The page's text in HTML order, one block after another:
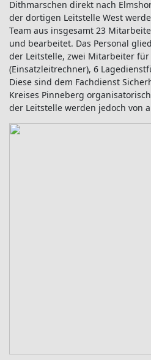
Dithmarschen direkt nach
der dortigen Leitstelle West
Team aus insgesamt 23
und bearbeitet. Das Personal
der Leitstelle, zwei Mitarbeiter
(Einsatzleitrechner), 6
Diese sind dem Fachdienst
Kreises Pinneberg
der Leitstelle werden jedoch von